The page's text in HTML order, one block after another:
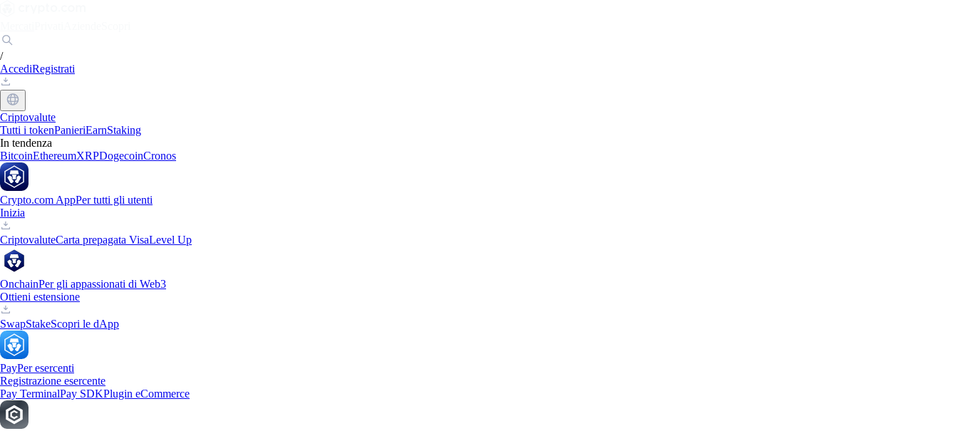
/
AccediRegistrati
Criptovalute
Tutti i tokenPanieriEarnStaking
In tendenza
BitcoinEthereumXRPDogecoinCronos
Crypto.com AppPer tutti gli utenti
Inizia
CriptovaluteCarta prepagata VisaLevel Up
OnchainPer gli appassionati di Web3
Ottieni estensione
SwapStakeScopri le dApp
PayPer esercenti
Registrazione esercente
Pay TerminalPay SDKPlugin eCommerce